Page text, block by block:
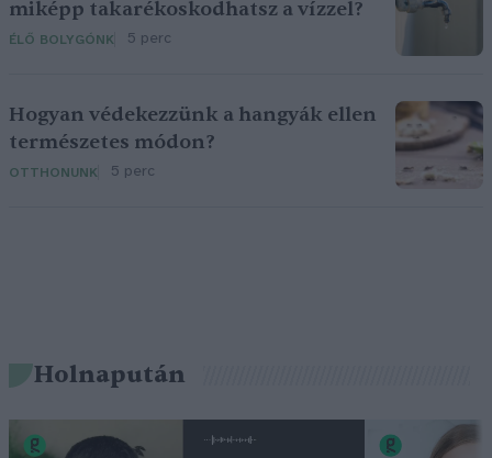
miképp takarékoskodhatsz a vízzel?
ÉLŐ BOLYGÓNK 5 perc
Hogyan védekezzünk a hangyák ellen
természetes módon?
OTTHONUNK 5 perc
Holnapután